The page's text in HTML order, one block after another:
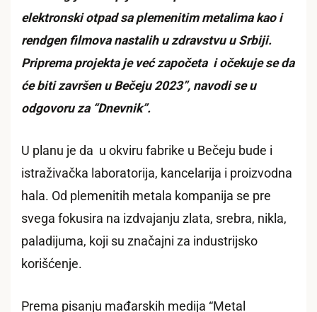
elektronski otpad sa plemenitim metalima kao i
rendgen filmova nastalih u zdravstvu u Srbiji.
Priprema projekta je već započeta i očekuje se da
će biti završen u Bečeju 2023”, navodi se u
odgovoru za “Dnevnik”.
U planu je da u okviru fabrike u Bečeju bude i
istraživačka laboratorija, kancelarija i proizvodna
hala. Od plemenitih metala kompanija se pre
svega fokusira na izdvajanju zlata, srebra, nikla,
paladijuma, koji su značajni za industrijsko
korišćenje.
Prema pisanju mađarskih medija “Metal